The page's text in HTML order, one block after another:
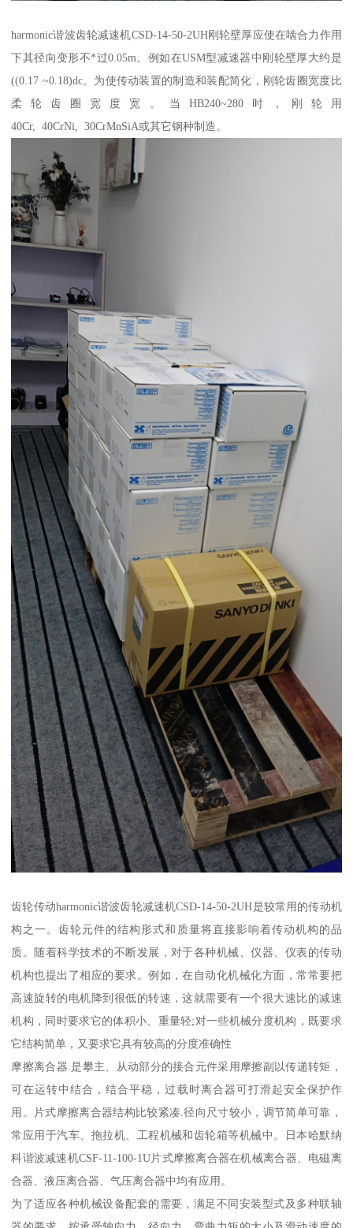
harmonic谐波齿轮减速机CSD-14-50-2UH刚轮壁厚应使在啮合力作用
下其径向变形不*过0.05m。例如在USM型减速器中刚轮壁厚大约是
((0.17 ~0.18)dc。为使传动装置的制造和装配简化，刚轮齿圈宽度比
柔轮齿圈宽度宽。当HB240~280时，刚轮用
40Cr, 40CrNi, 30CrMnSiA或其它钢种制造。
齿轮传动harmonic谐波齿轮减速机CSD-14-50-2UH是较常用的传动机
构之一。齿轮元件的结构形式和质量将直接影响着传动机构的品
质。随着科学技术的不断发展，对于各种机械、仪器、仪表的传动
机构也提出了相应的要求。例如，在自动化机械化方面，常常要把
高速旋转的电机降到很低的转速，这就需要有一个很大速比的减速
机构，同时要求它的体积小、重量轻;对一些机械分度机构，既要求
它结构简单，又要求它具有较高的分度准确性
摩擦离合器.是攀主、从动部分的接合元件采用摩擦副以传递转矩，
可在运转中结合，结合平稳，过载时离合器可打滑起安全保护作
用。片式摩擦离合器结构比较紧凑.径向尺寸较小，调节简单可靠，
常应用于汽车、拖拉机、工程机械和齿轮箱等机械中。日本哈默纳
科谐波减速机CSF-11-100-1U片式摩擦离合器在机械离合器、电磁离
合器、液压离合器、气压离合器中均有应用。
为了适应各种机械设备配套的需要，满足不同安装型式及多种联轴